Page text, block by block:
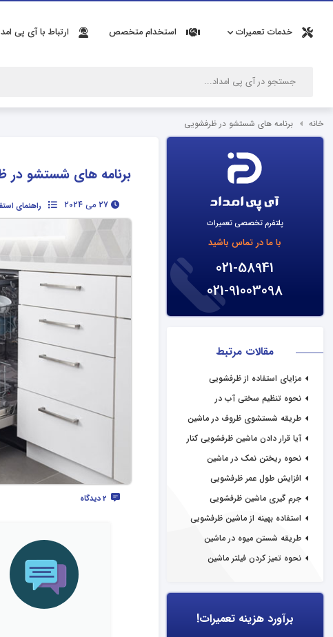
خدمات تعمیرات استخدام متخصص ارتباط با آی پی
خانه برنامه های شستشو در ظرفشویی
پلتفرم تخصصی تعمیرات
با ما در تماس باشید
021-58941
021-91003098
مقالات مرتبط
مزایای استفاده از ظرفشویی
نحوه تنظیم سختی آب در
طریقه شستشوی ظروف در ماشین
آیا قرار دادن ماشین ظرفشویی کنار
نحوه ریختن نمک در ماشین
افزایش طول عمر ظرفشویی
جرم گیری ماشین ظرفشویی
استفاده بهینه از ماشین ظرفشویی
طریقه شستن میوه در ماشین
نحوه تمیز کردن فیلتر ماشین
برآورد هزینه تعمیرات!
برنامه های شستشو در
27 می 2024 راهنمای